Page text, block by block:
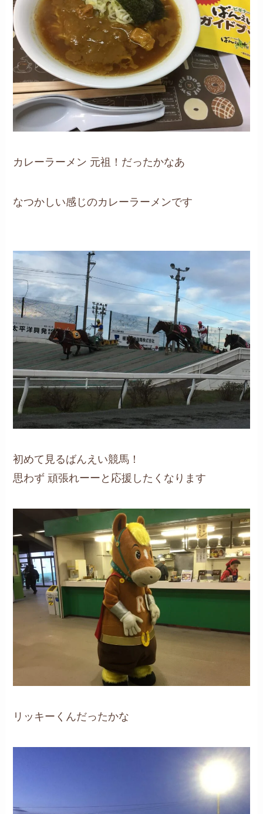
カレーラーメン 元祖！だったかなあ
なつかしい感じのカレーラーメンです
初めて見るばんえい競馬！
思わず 頑張れーーと応援したくなります
リッキーくんだったかな